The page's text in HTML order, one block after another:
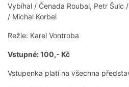
Vybíhal / Čenada Roubal, Petr Šulc
/ Michal Korbel
Režie: Karel Vontroba
Vstupné: 100,- Kč
Vstupenka platí na všechna